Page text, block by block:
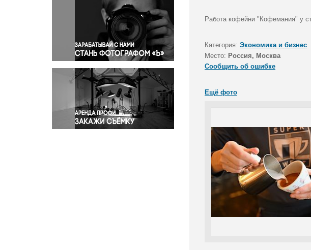
Окружающая среда
Политика
Правосудие
Происшествия и конфликты
Религия
Светская жизнь
Спорт
Экология
Экономика и бизнес
Работа кофейни "Кофемания" у
Категория: Экономика и бизнес
Место: Россия, Москва
Сообщить об ошибке
Ещё фото